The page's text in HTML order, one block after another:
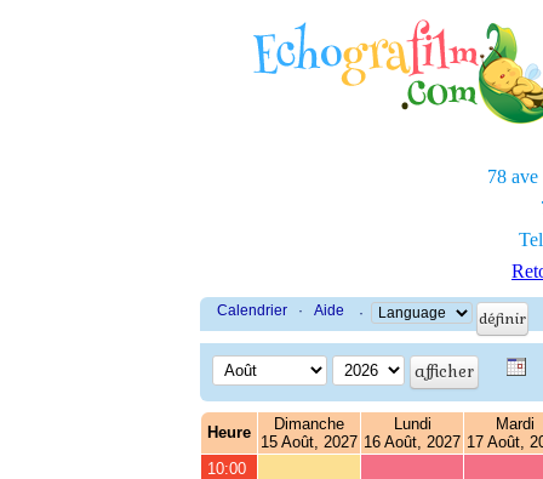
78 ave
Calendrier · Aide ·
Heure
Dimanche
15 Août, 2027
Lundi
16 Août, 2027
Mardi
17 Août,
10:00